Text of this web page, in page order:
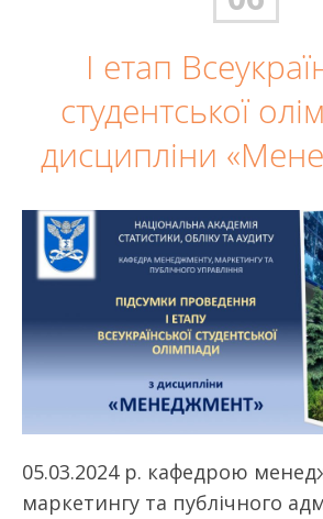
І етап
студентської
дисципліни
05.03.2024 р. кафедрою
маркетингу та публічного